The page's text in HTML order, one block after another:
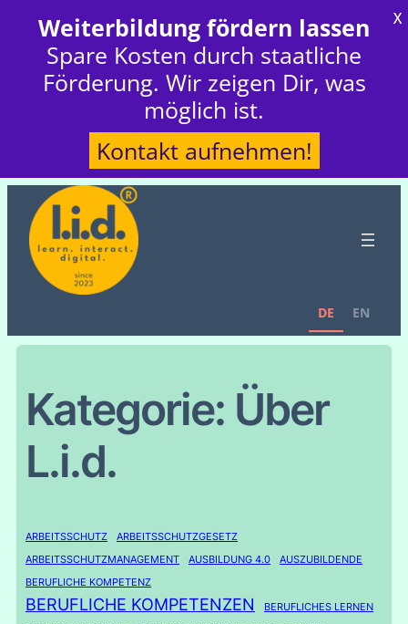
DE EN
Kategorie: Über
L.i.d.
ARBEITSSCHUTZ
ARBEITSSCHUTZGESETZ
ARBEITSSCHUTZMANAGEMENT
AUSBILDUNG 4.0
AUSZUBILDENDE
BERUFLICHE KOMPETENZ
BERUFLICHE KOMPETENZEN
BERUFLICHES LERNEN
Weiterbildung fördern lassen
Spare Kosten durch staatliche
Förderung. Wir zeigen Dir, was
möglich ist.
Kontakt aufnehmen!
X